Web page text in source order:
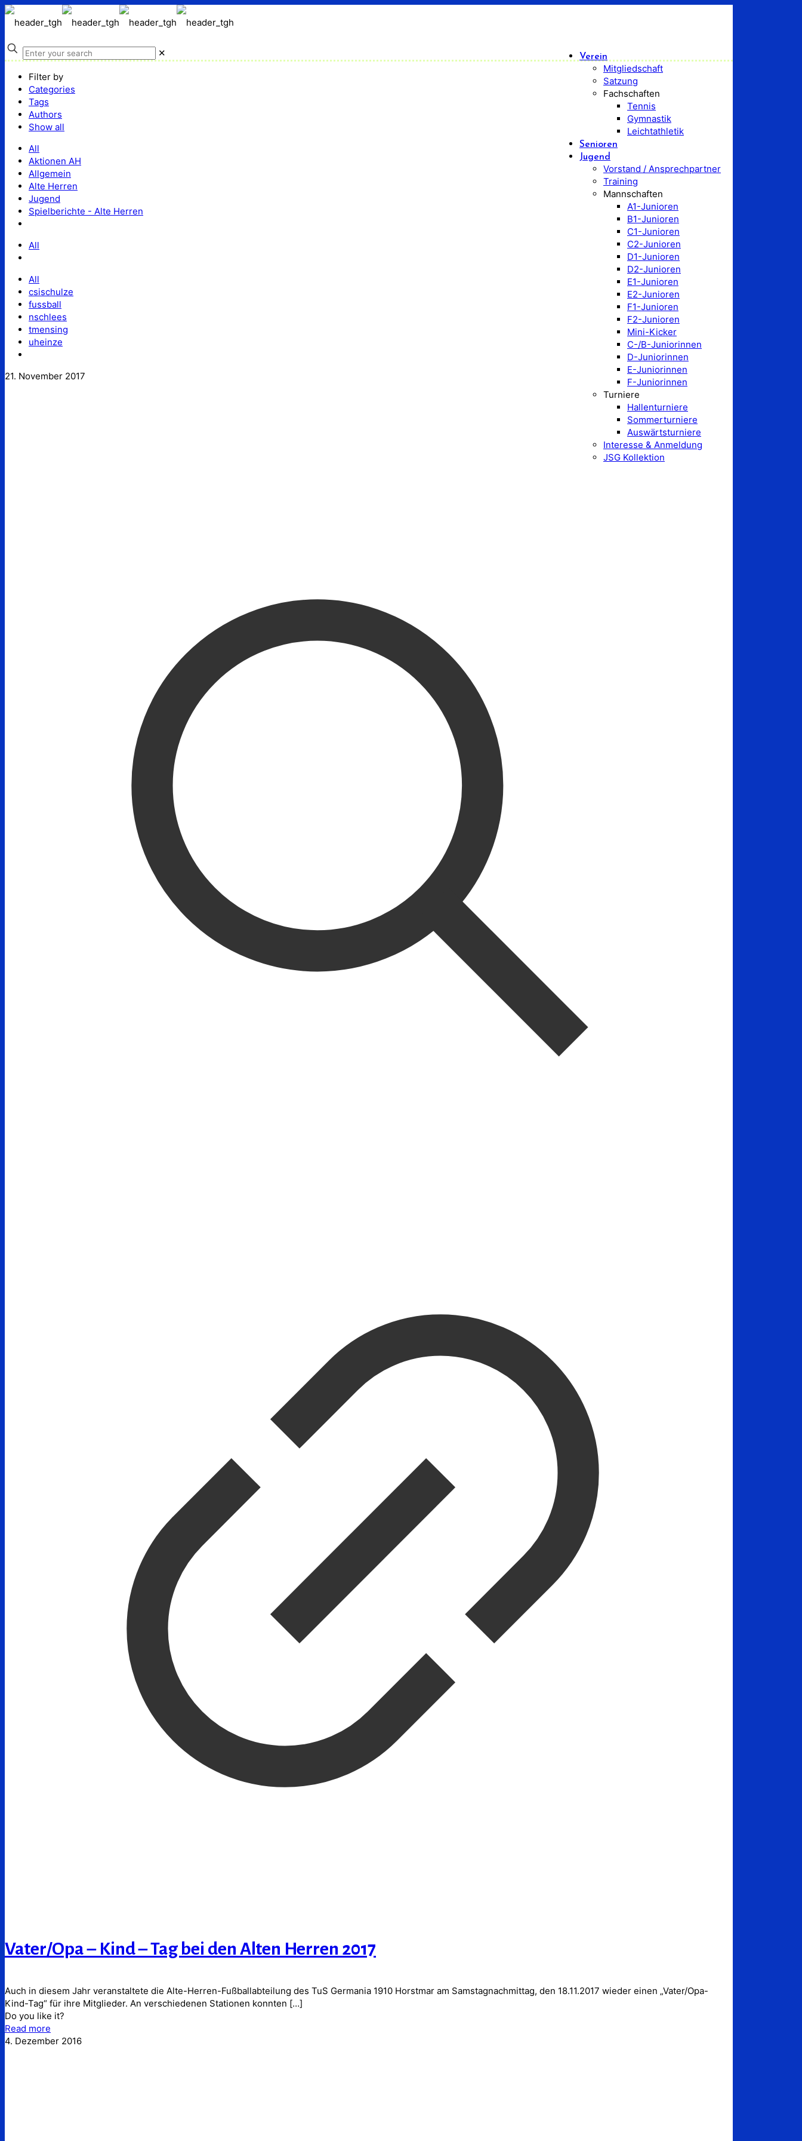
Verein
Mitgliedschaft
Satzung
Fachschaften
Tennis
Gymnastik
Leichtathletik
Senioren
Jugend
Vorstand / Ansprechpartner
Training
Mannschaften
A1-Junioren
B1-Junioren
C1-Junioren
C2-Junioren
D1-Junioren
D2-Junioren
E1-Junioren
E2-Junioren
F1-Junioren
F2-Junioren
Mini-Kicker
C-/B-Juniorinnen
D-Juniorinnen
E-Juniorinnen
F-Juniorinnen
Turniere
Hallenturniere
Sommerturniere
Auswärtsturniere
Interesse & Anmeldung
JSG Kollektion
✕
Filter by
Categories
Tags
Authors
Show all
All
Aktionen AH
Allgemein
Alte Herren
Jugend
Spielberichte - Alte Herren
All
All
csischulze
fussball
nschlees
tmensing
uheinze
21. November 2017
Vater/Opa – Kind – Tag bei den Alten Herren 2017
Auch in diesem Jahr veranstaltete die Alte-Herren-Fußballabteilung des TuS Germania 1910 Horstmar am Samstagnachmittag, den 18.11.2017 wieder einen „Vater/Opa-
Kind-Tag“ für ihre Mitglieder. An verschiedenen Stationen konnten […]
Do you like it?
Read more
4. Dezember 2016